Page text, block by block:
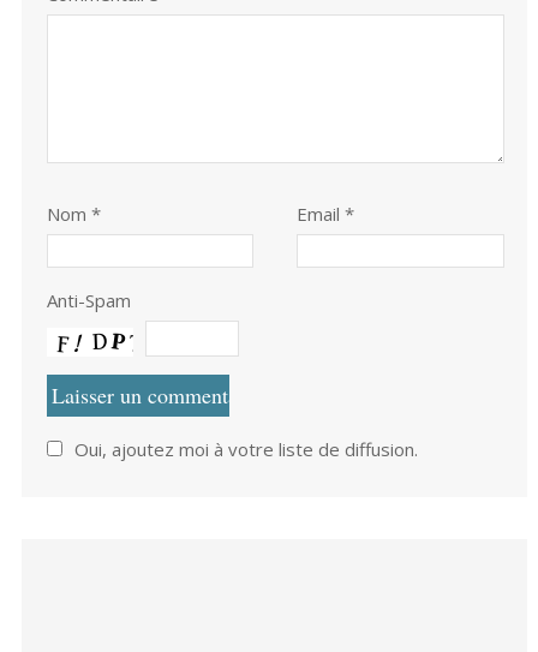
Nom * Email *
Anti-Spam
Oui, ajoutez moi à votre liste de diffusion.